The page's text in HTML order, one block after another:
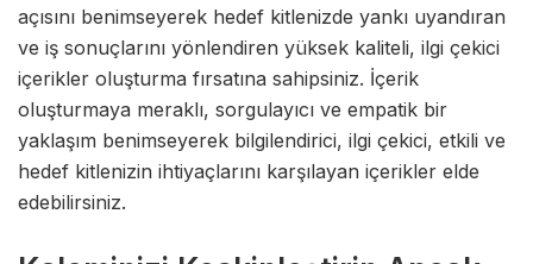
açısını benimseyerek hedef kitlenizde yankı uyandıran
ve iş sonuçlarını yönlendiren yüksek kaliteli, ilgi çekici
içerikler oluşturma fırsatına sahipsiniz. İçerik
oluşturmaya meraklı, sorgulayıcı ve empatik bir
yaklaşım benimseyerek bilgilendirici, ilgi çekici, etkili ve
hedef kitlenizin ihtiyaçlarını karşılayan içerikler elde
edebilirsiniz.